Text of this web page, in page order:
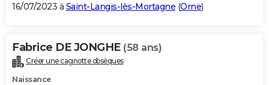
16/07/2023 à Saint-Langis-lès-Mortagne (Orne)
Fabrice DE JONGHE (58 ans)
Créer une cagnotte obsèques
Naissance